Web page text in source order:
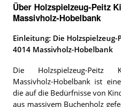
Über Holzspielzeug-Peitz
Massivholz-Hobelbank
Einleitung: Die
4014 Massivholz-Hobelbank
Die Holzspielzeug-Peitz
Massivholz-Hobelbank ist
die auf die Bedürfnisse von
aus massivem Buchenholz